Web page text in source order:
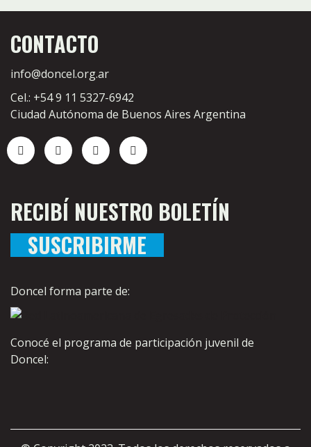
CONTACTO
info@doncel.org.ar
Cel.: +54 9 11 5327-6942
Ciudad Autónoma de Buenos Aires Argentina
RECIBÍ NUESTRO BOLETÍN
SUSCRIBIRME
Doncel forma parte de:
Conocé el programa de participación juvenil de
Doncel: